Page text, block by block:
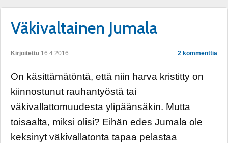
Väkivaltainen Jumala
Kirjoitettu 16.4.2016 2 kommenttia
On käsittämätöntä, että niin harva kristitty on
kiinnostunut rauhantyöstä tai
väkivallattomuudesta ylipäänsäkin. Mutta
toisaalta, miksi olisi? Eihän edes Jumala ole
keksinyt väkivallatonta tapaa pelastaa